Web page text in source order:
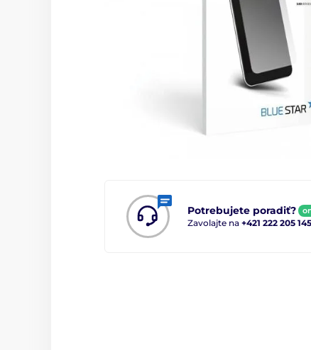
Potrebujete poradiť?
Zavolajte na +421 222 205 145